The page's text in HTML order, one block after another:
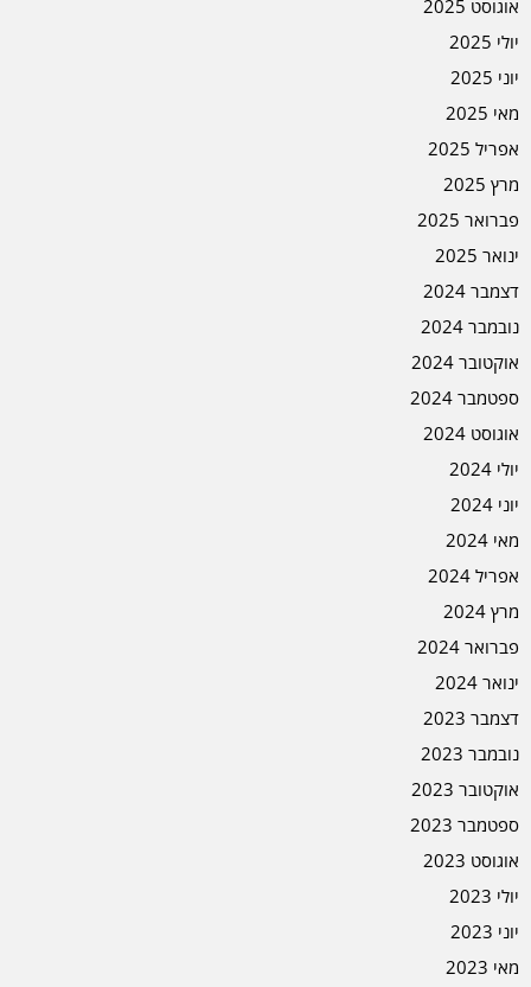
אוגוסט 2025
יולי 2025
יוני 2025
מאי 2025
אפריל 2025
מרץ 2025
פברואר 2025
ינואר 2025
דצמבר 2024
נובמבר 2024
אוקטובר 2024
ספטמבר 2024
אוגוסט 2024
יולי 2024
יוני 2024
מאי 2024
אפריל 2024
מרץ 2024
פברואר 2024
ינואר 2024
דצמבר 2023
נובמבר 2023
אוקטובר 2023
ספטמבר 2023
אוגוסט 2023
יולי 2023
יוני 2023
מאי 2023